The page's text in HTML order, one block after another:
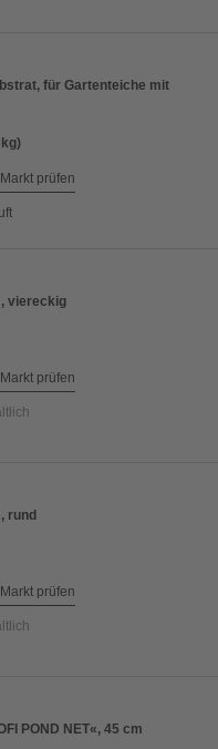
für Gartenteiche mit
prüfen
viereckig
prüfen
rund
prüfen
POND NET«, 45 cm